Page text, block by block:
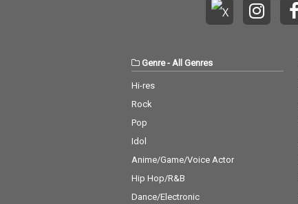
Genre- All Genres
Hi-res
Rock
Pop
Idol
Anime/Game/Voice Actor
Hip Hop/R&B
Dance/Electronic